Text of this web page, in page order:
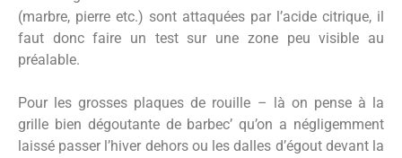
(marbre, pierre etc.) sont attaquées par l’acide citrique, il
faut donc faire un test sur une zone peu visible au
préalable.
Pour les grosses plaques de rouille – là on pense à la
grille bien dégoutante de barbec’ qu’on a négligemment
laissé passer l’hiver dehors ou les dalles d’égout devant la